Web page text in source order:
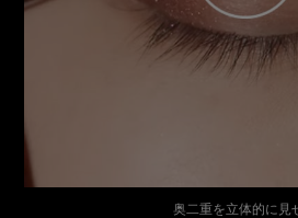
奥二重を立体的に見